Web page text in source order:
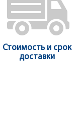
Стоимость и срок
доставки